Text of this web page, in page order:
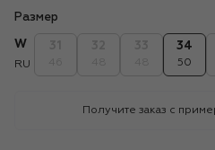
Размер
W
RU
34
50
Получите заказ с